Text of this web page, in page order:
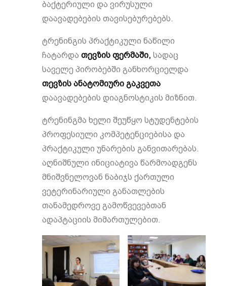
ბაქტერიული და ვირუსული
დაავადებების თავისებურებებს.
ტრენინგის პრაქტიკული ნაწილი
ჩატარდა თევზის ფერმაში, სადაც
საველე პირობებში განხორციელდა
თევზის ანატომიური გაკვეთა
დაავადებების დიაგნოსტიკის მიზნით.
ტრენინგმა ხელი შეუწყო სტუდენტების
პროფესიული კომპეტენციებისა და
პრაქტიკული უნარების განვითარებას.
აღნიშნული ინიციატივა წარმოადგენს
მნიშვნელოვან ნაბიჯს ქართული
ვეტერინარიული განათლების
თანამედროვე გამოწვევებთან
ადაპტაციის მიმართულებით.